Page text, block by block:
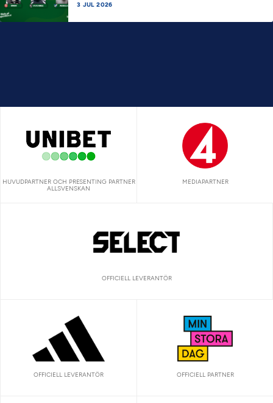
3 JUL 2026
HUVUDPARTNER OCH PRESENTING PARTNER
ALLSVENSKAN
MEDIAPARTNER
OFFICIELL LEVERANTÖR
OFFICIELL LEVERANTÖR OFFICIELL PARTNER